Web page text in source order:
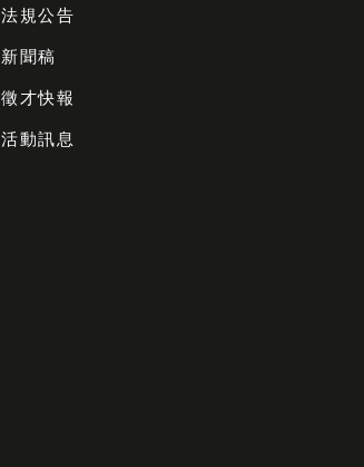
法規公告
新聞稿
徵才快報
活動訊息